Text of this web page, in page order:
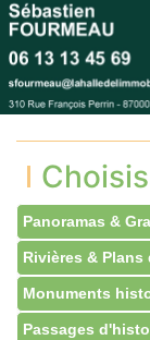
Panoramas &
Rivières & Plans
Monuments
Passages